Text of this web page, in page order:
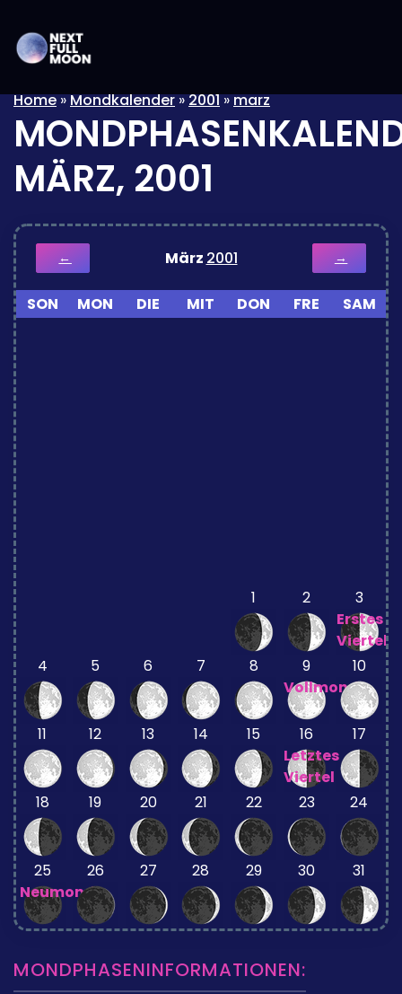
Home»Mondkalender»2001»marz
MÄRZ, 2001
← März 2001 →
SON MON DIE MIT DON FRE SAM
1 2
3
Erstes
Viertel
4
5 6 7 8
9
Vollmond
10
11 12 13 14 15
16
Letztes
Viertel
17
18 19 20 21 22 23 24
25
Neumond
26 27 28 29 30 31
MONDPHASENINFORMATIONEN: